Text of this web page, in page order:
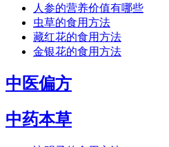
人参的营养价值有哪些
虫草的食用方法
藏红花的食用方法
金银花的食用方法
中医偏方
中药本草